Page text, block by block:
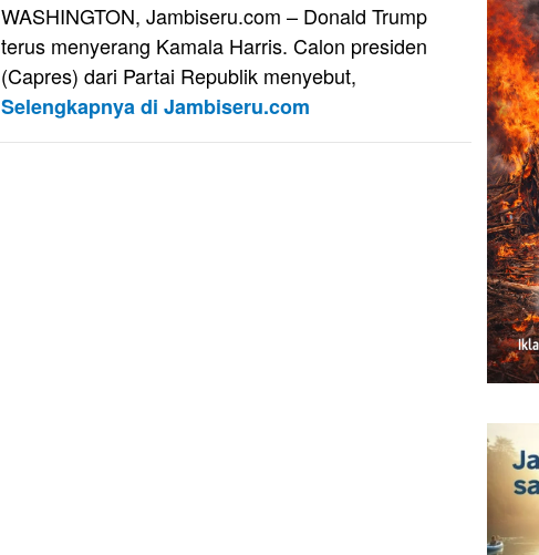
WASHINGTON, Jambiseru.com – Donald Trump
terus menyerang Kamala Harris. Calon presiden
(Capres) dari Partai Republik menyebut,
Selengkapnya di Jambiseru.com